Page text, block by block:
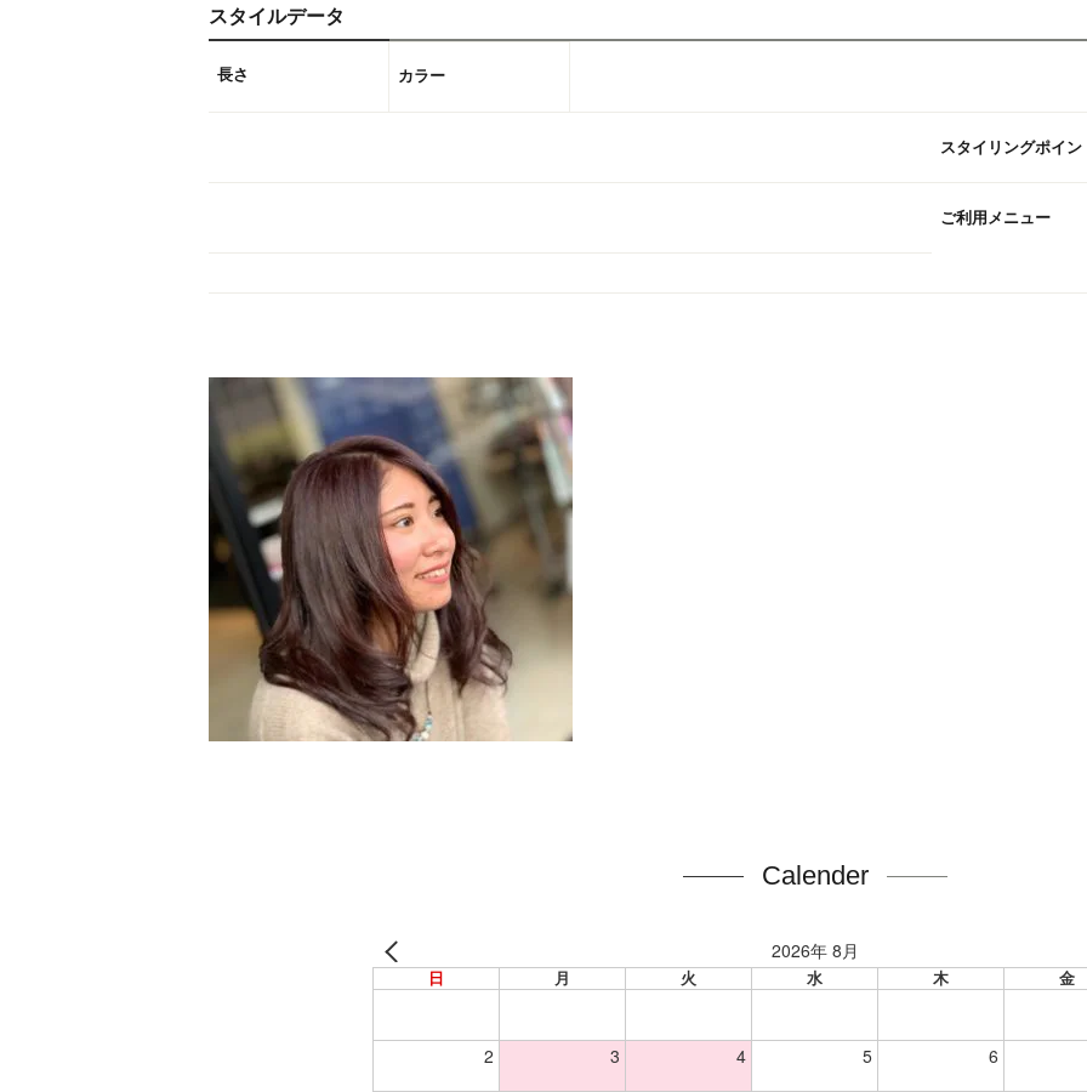
スタイルデータ
長さ カラー
スタイリングポイン
ご利用メニュー
Calender
2026年 8月
日 月 火 水 木 金
2 3 4 5 6